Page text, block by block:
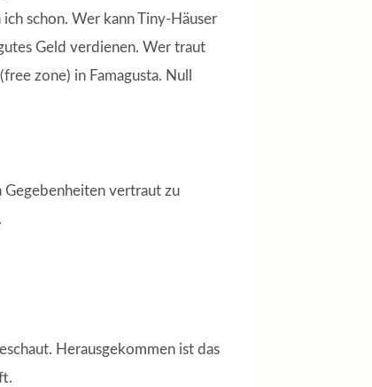
schon. Wer kann Tiny-Häuser
Geld verdienen. Wer traut
zone) in Famagusta. Null
Gegebenheiten vertraut zu
Herausgekommen ist das